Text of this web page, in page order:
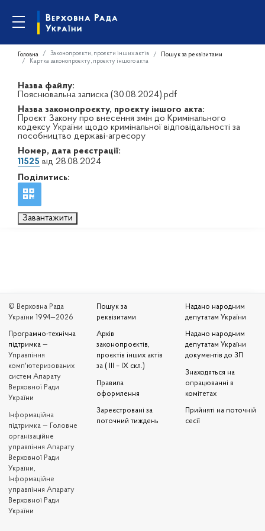
Головна Законопроєкти, проєкти інших актів
Пошук за реквізитами
Картка законопроєкту, проєкту іншого акта
Назва файлу:
Пояснювальна записка (30.08.2024).pdf
Назва законопроєкту, проєкту іншого акта:
Проєкт Закону про внесення змін до Кримінального
кодексу України щодо кримінальної відповідальності за
пособництво державі-агресору
Номер, дата реєстрації:
11525 від 28.08.2024
Поділитись:
Завантажити
© Верховна Рада
України 1994—2026
Програмно-технічна
підтримка —
Управління
комп'ютеризованих
систем Апарату
Верховної Ради
України
Iнформаційна
підтримка — Головне
організаційне
управління Апарату
Верховної Ради
України,
Інформаційне
управління Апарату
Верховної Ради
України
Пошук за
реквізитами
Архів
законопроєктів,
проєктів інших актів
за ( III – IX скл.)
Правила
оформлення
Зареєстровані за
поточний тиждень
Надано народним
депутатам України
Надано народним
депутатам України
документів до ЗП
Знаходяться на
опрацюванні в
комітетах
Прийняті на поточній
сесії